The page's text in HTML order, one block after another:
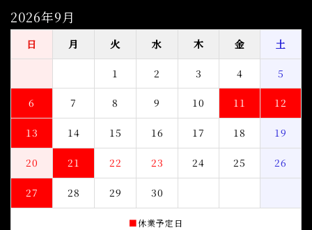
2026年9月
日 月 火 水 木 金 土
1 2 3 4 5
6 7 8 9 10 11 12
13 14 15 16 17 18 19
20 21 22 23 24 25 26
27 28 29 30
■休業予定日